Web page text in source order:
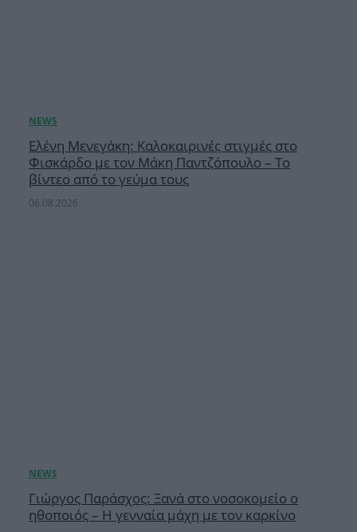
Ελένη Μενεγάκη: Καλοκαιρινές στιγμές στο
Φισκάρδο με τον Μάκη Παντζόπουλο – Το
βίντεο από το γεύμα τους
06.08.2026
Γιώργος Παράσχος: Ξανά στο νοσοκομείο ο
ηθοποιός – Η γενναία μάχη με τον καρκίνο